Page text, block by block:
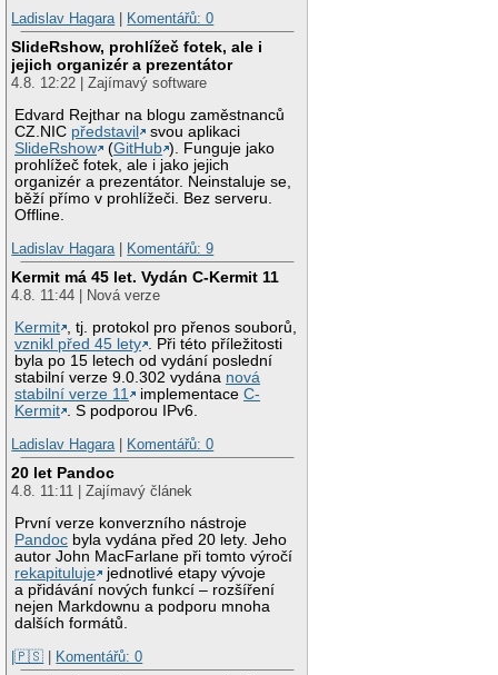
Ladislav Hagara | Komentářů: 0
SlideRshow, prohlížeč fotek, ale i
jejich organizér a prezentátor
4.8. 12:22 | Zajímavý software
Edvard Rejthar na blogu zaměstnanců
CZ.NIC představil
svou aplikaci
SlideRshow
(GitHub ). Funguje jako
prohlížeč fotek, ale i jako jejich
organizér a prezentátor. Neinstaluje se,
běží přímo v prohlížeči. Bez serveru.
Offline.
Ladislav Hagara | Komentářů: 9
Kermit má 45 let. Vydán C-Kermit 11
4.8. 11:44 | Nová verze
Kermit , tj. protokol pro přenos souborů,
vznikl před 45 lety . Při této příležitosti
byla po 15 letech od vydání poslední
stabilní verze 9.0.302 vydána nová
stabilní verze 11
implementaceC-
Kermit . S podporou IPv6.
Ladislav Hagara | Komentářů: 0
20 let Pandoc
4.8. 11:11 | Zajímavý článek
První verze konverzního nástroje
Pandoc byla vydána před 20 lety. Jeho
autor John MacFarlane při tomto výročí
rekapituluje
jednotlivé etapy vývoje
a přidávání nových funkcí – rozšíření
nejen Markdownu a podporu mnoha
dalších formátů.
|🇵🇸 | Komentářů: 0